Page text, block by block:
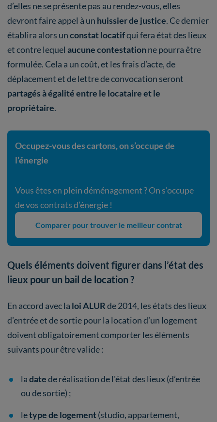
d’elles ne se présente pas au rendez-vous, elles
devront faire appel à un huissier de justice. Ce dernier
établira alors unconstat locatifqui fera état des lieux
et contre lequel aucune contestationne pourra être
formulée. Cela a un coût, et les frais d’acte, de
déplacement et de lettre de convocation seront
partagés à égalité entre le locataire et le
propriétaire.
Occupez-vous des cartons, on s’occupe de
l’énergie
Vous êtes en plein déménagement ? On s'occupe
de vos contrats d’énergie !
Comparer pour trouver le meilleur contrat
Quels éléments doivent figurer dans l’état des
lieux pour un bail de location ?
En accord avec la loi ALURde 2014, les états des lieux
d’entrée et de sortie pour la location d’un logement
doivent obligatoirement comporter les éléments
suivants pour être valide :
ladatede réalisation de l'état des lieux (d’entrée
ou de sortie) ;
letype de logement(studio, appartement,